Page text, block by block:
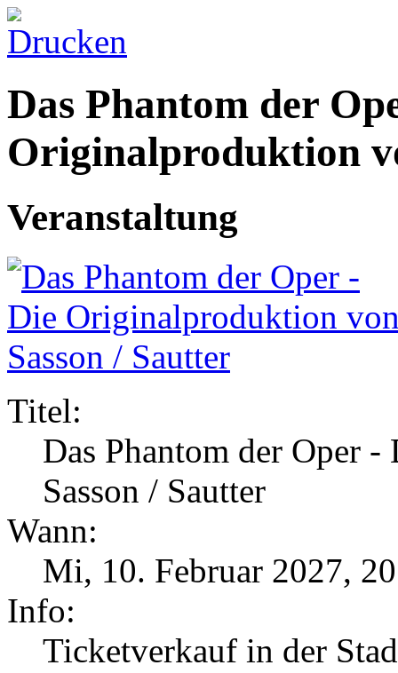
Das Phantom der
Originalproduktion
Veranstaltung
Titel:
Das Phantom der Oper
Sasson / Sautter
Wann:
Mi, 10. Februar 2027,
Info:
Ticketverkauf in der